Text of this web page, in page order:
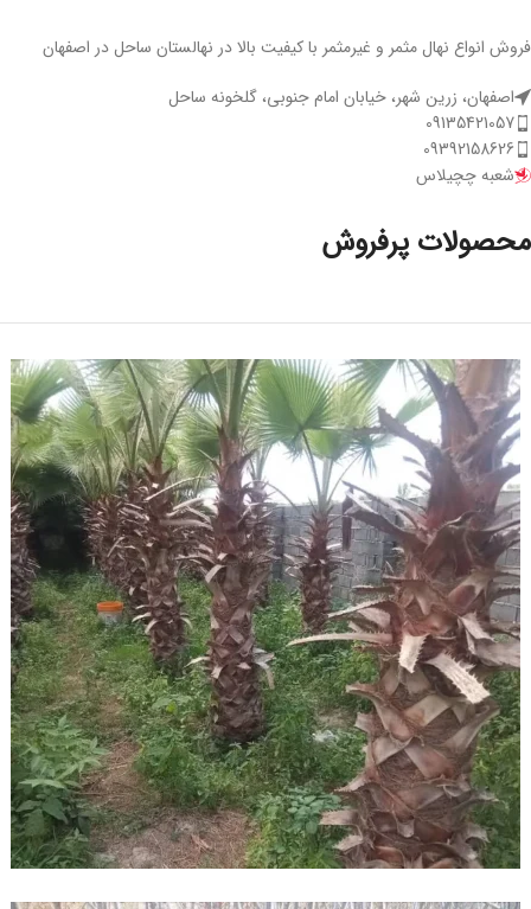
فروش انواع نهال مثمر و غیرمثمر با کیفیت بالا در نهالستان ساحل در اصفهان
اصفهان، زرین شهر، خیابان امام جنوبی، گلخونه ساحل
09135421057
09392158626
شعبه چچیلاس
محصولات پرفروش